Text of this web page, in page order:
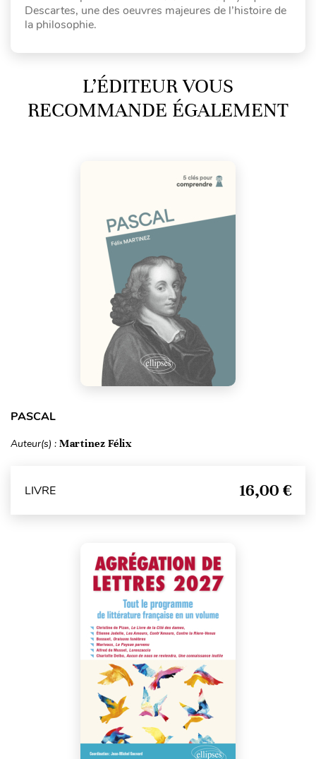
Descartes, une des oeuvres majeures de l’histoire de
la philosophie.
L’ÉDITEUR VOUS
RECOMMANDE ÉGALEMENT
PASCAL
Auteur(s) : Martinez Félix
LIVRE 16,00 €